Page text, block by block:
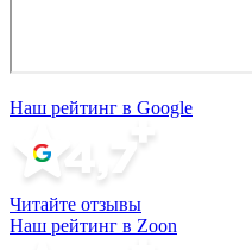
Наш рейтинг в Google
Читайте отзывы
Наш рейтинг в Zoon